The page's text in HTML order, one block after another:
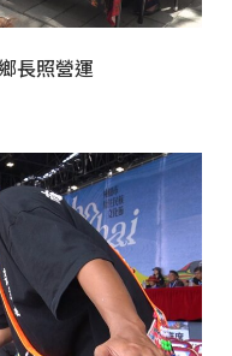
長照營運